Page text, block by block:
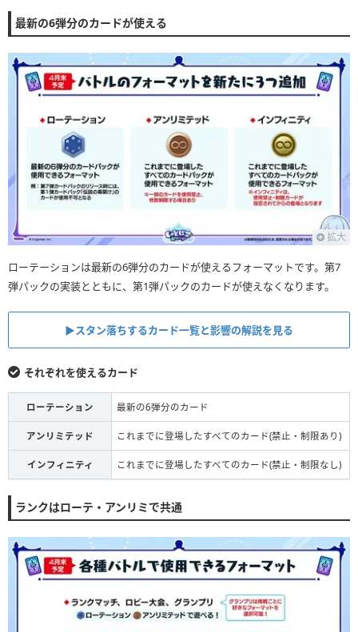
最新の6弾分のカードが使える
拡大
ローテーションは最新の6弾分のカードが使えるフォーマットです。第7
弾パックの実装とともに、第1弾パックのカードが使えなくなります。
▶︎スタン落ちするカード一覧と影響の解説を見る
それぞれを使えるカード
ローテーション 最新の6弾分のカード
アンリミテッド これまでに登場したすべてのカード(禁止・制限あり)
インフィニティ これまでに登場したすべてのカード(禁止・制限なし)
ランクはローテ・アンリミで共通